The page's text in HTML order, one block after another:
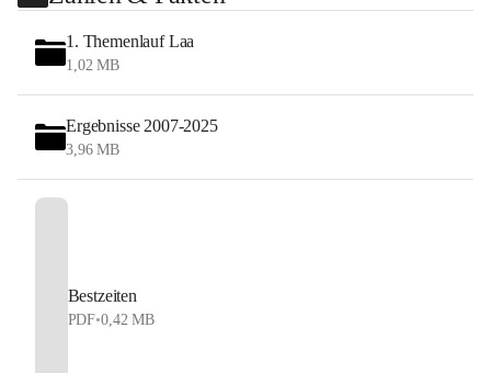
1. Themenlauf Laa
1,02 MB
Ergebnisse 2007-2025
3,96 MB
Bestzeiten
PDF•0,42 MB